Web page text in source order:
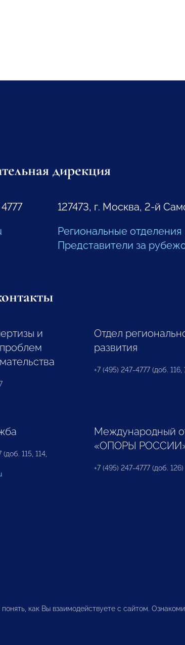
дирекция
127473, г. Москва, 2-й
Региональные отделения
Представители за
и
Отдел
развития
+7 (495) 247-4777 (доб. 116,
(доб. 115, 114,
Международный
«ОПОРЫ
+7 (495) 247-4777 (доб. 126)
как Вы взаимодействуете с сайтом.